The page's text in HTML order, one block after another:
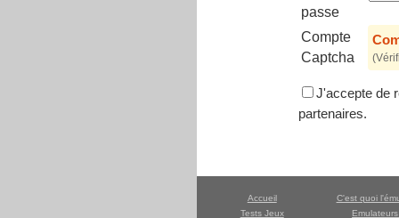
passe
Compte
Captcha
J'accepte de
partenaires.
Accueil
Tests Jeux
C'est quoi